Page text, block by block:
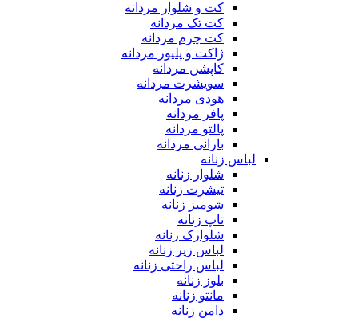
کت و شلوار مردانه
کت تک مردانه
کت چرم مردانه
ژاکت و پلیور مردانه
کاپشن مردانه
سویشرت مردانه
هودی مردانه
پافر مردانه
پالتو مردانه
بارانی مردانه
لباس زنانه
شلوار زنانه
تیشرت زنانه
شومیز زنانه
تاپ زنانه
شلوارک زنانه
لباس زیر زنانه
لباس راحتی زنانه
بلوز زنانه
مانتو زنانه
دامن زنانه